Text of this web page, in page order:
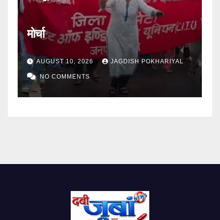
मोर्चा
AUGUST 10, 2026 JAGDISH POKHARIYAL
NO COMMENTS